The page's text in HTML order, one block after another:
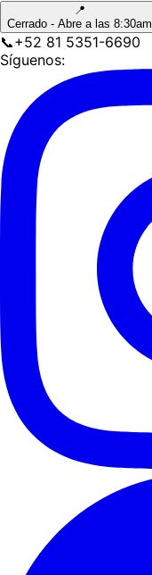
📍
Cerrado - Abre a las 8:30am
📞+52 81 5351-6690
Síguenos: